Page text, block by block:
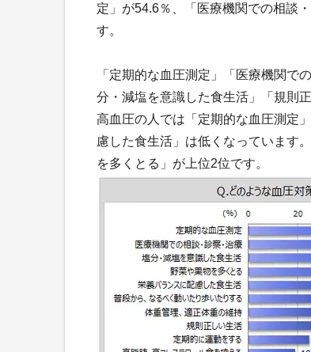
定」が54.6％、「医療機関での相談
す。
「定期的な血圧測定」「医療機関で
分・減塩を意識した食生活」「規則
高血圧の人では「定期的な血圧測定
慮した食生活」は低くなっています
を多くとる」が上位2位です。